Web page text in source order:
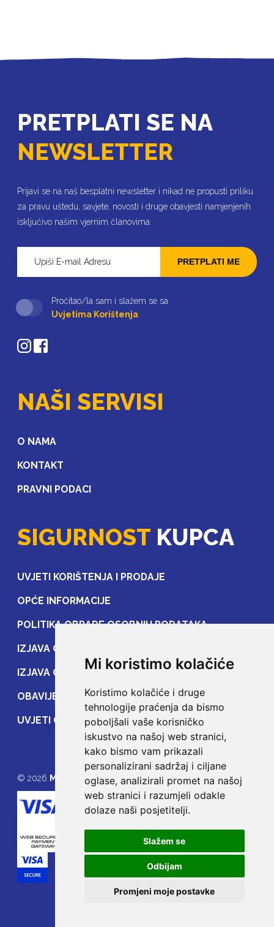
Mi koristimo kolačiće
Koristimo kolačiće i druge
tehnologije praćenja da bismo
poboljšali vaše korisničko
iskustvo na našoj web stranici,
kako bismo vam prikazali
personalizirani sadržaj i ciljane
oglase, analizirali promet na našoj
web stranici i razumjeli odakle
dolaze naši posjetitelji.
Slažem se
Odbijam
Promjeni moje postavke
PRETPLATI SE NA
NEWSLETTER
Prijavi se na naš besplatni newsletter i nikad ne propusti priliku
za pravu uštedu, savjete, novosti i druge obavjesti namjenjenih
isključivo našim vjernim članovima.
PRETPLATI ME
Pročitao/la sam i slažem se sa
Uvjetima Korištenja
NAŠI SERVISI
O NAMA
KONTAKT
PRAVNI PODACI
SIGURNOST KUPCA
UVJETI KORIŠTENJA I PRODAJE
OPĆE INFORMACIJE
POLITIKA OBRADE OSOBNIH PODATAKA
IZJAVA O ZAŠTITI OSOBNIH PODATAKA
IZJAVA O ZAŠTITI PRIJENOSA PODATAKA
OBAVIJEST POTROŠAČIMA
UVJETI OSIGURANJA
© 2026 MOJE OSIGURANJE